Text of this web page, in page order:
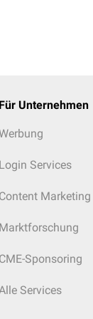
Für Unternehmen
Login Services
Content Marketing
Marktforschung
CME-Sponsoring
Services